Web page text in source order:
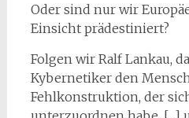
Oder sind nur wir
Einsicht prädestiniert?
Folgen wir Ralf Lankau,
Kybernetiker den
Fehlkonstruktion, der